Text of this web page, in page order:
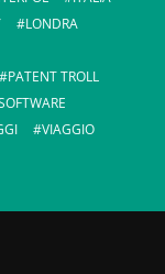
LONDRA
PATENT TROLL
VIAGGIO